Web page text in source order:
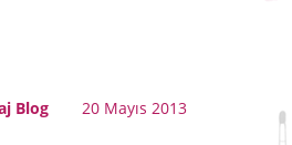
Blog
20 Mayıs 2013